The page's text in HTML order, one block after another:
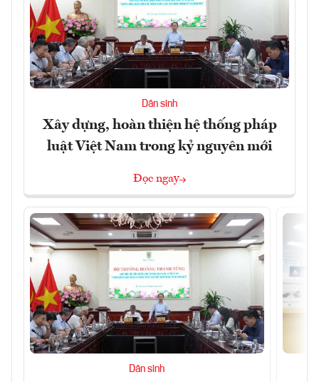
Dân sinh
Xây dựng, hoàn thiện hệ thống pháp
luật Việt Nam trong kỷ nguyên mới
Đọc ngay
Dân sinh